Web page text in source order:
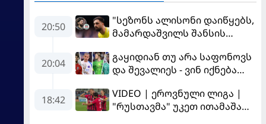
20:50
"სეზონს ალისონი დაიწყებს,
მამარდაშვილს შანსის
მოთმინება სჭირდება,
რომელსაც 100%-ით
"ლივერპულის" ყოფილმა
მეკარემ
20:04
გაყიდიან თუ არა საფონოვს
და შევალიეს - ვინ იქნება
18:42
VIDEO | ეროვნული ლიგა |
"რუსთავმა" უკეთ ითამაშა